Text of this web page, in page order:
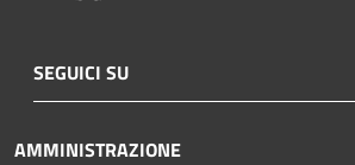
SEGUICI SU
AMMINISTRAZIONE